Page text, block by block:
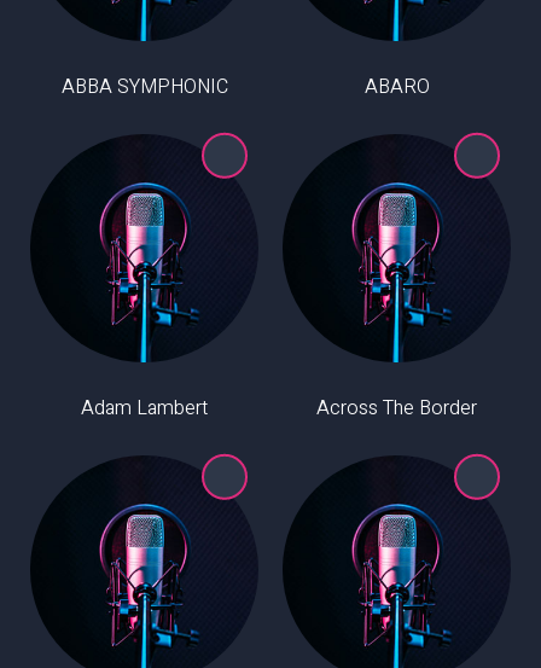
ABARO
ABBA SYMPHONIC
Across The Border
Adam Lambert